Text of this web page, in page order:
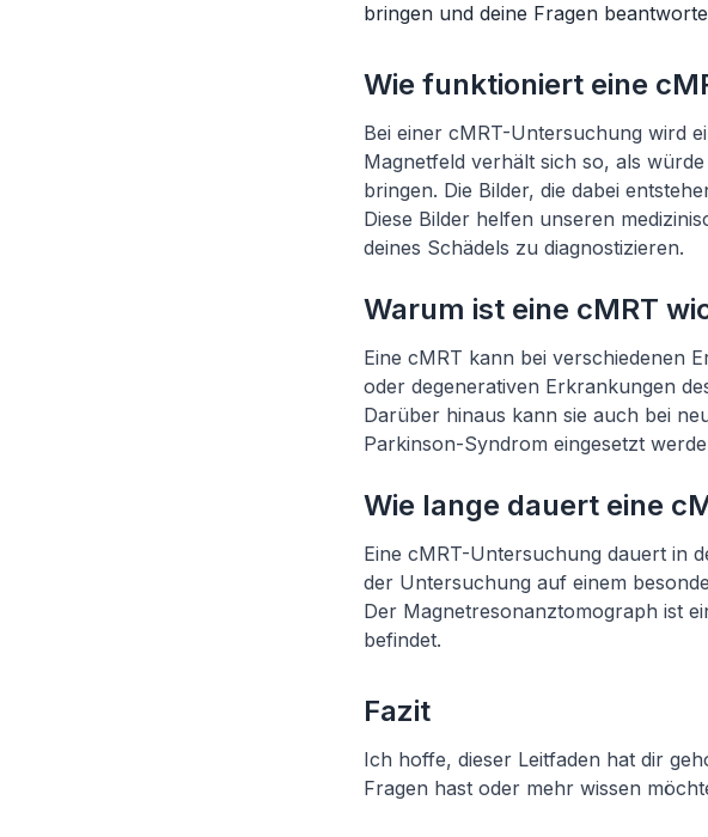
bringen und deine Fragen
Wie funktioniert eine
Bei einer cMRT-Untersuchung wird
Magnetfeld verhält sich so, als
bringen. Die Bilder, die dabei
Diese Bilder helfen unseren
deines Schädels zu diagnostizieren.
Warum ist eine cMRT
Eine cMRT kann bei verschiedenen
oder degenerativen Erkrankungen
Darüber hinaus kann sie auch bei
Parkinson-Syndrom eingesetzt
Wie lange dauert eine
Eine cMRT-Untersuchung dauert in
der Untersuchung auf einem
Der Magnetresonanztomograph ist
befindet.
Fazit
Ich hoffe, dieser Leitfaden hat dir
Fragen hast oder mehr wissen